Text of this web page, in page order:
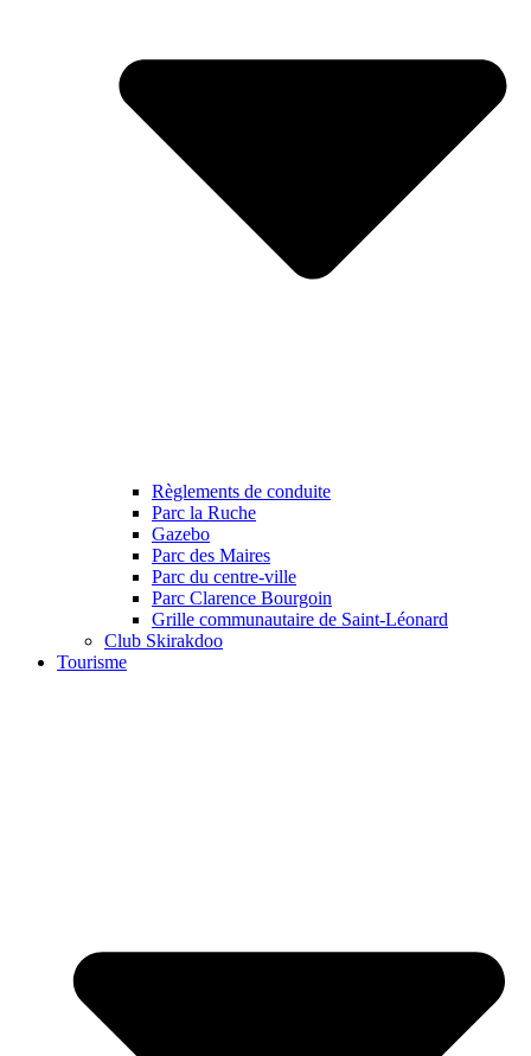
Règlements de conduite
Parc la Ruche
Gazebo
Parc des Maires
Parc du centre-ville
Parc Clarence Bourgoin
Grille communautaire de Saint-Léonard
Club Skirakdoo
Tourisme